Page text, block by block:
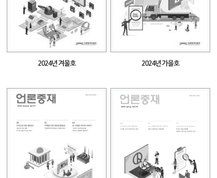
2024년 겨울호 2024년 가을호